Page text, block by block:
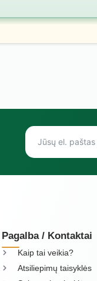
Pagalba / Kontaktai
Kaip tai veikia?
Atsiliepimų taisyklės